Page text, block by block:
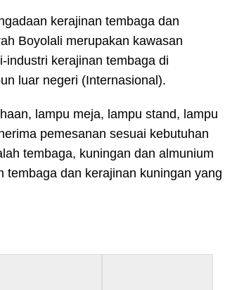
kerajinan tembaga dan
Boyolali merupakan kawasan
industri kerajinan tembaga di
luar negeri (Internasional).
lampu meja, lampu stand, lampu
pemesanan sesuai kebutuhan
tembaga, kuningan dan almunium
tembaga dan kerajinan kuningan yang